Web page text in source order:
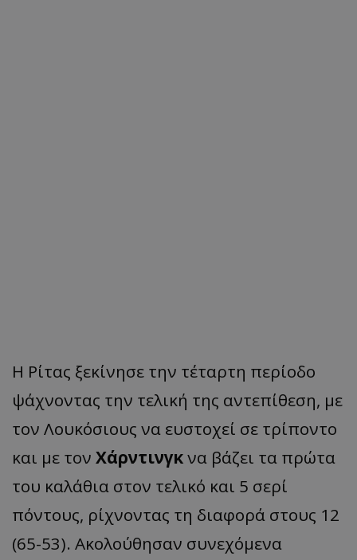
Η Ρίτας ξεκίνησε την τέταρτη περίοδο
ψάχνοντας την τελική της αντεπίθεση, με
τον Λουκόσιους να ευστοχεί σε τρίποντο
και με τον Χάρντινγκνα βάζει τα πρώτα
του καλάθια στον τελικό και 5 σερί
πόντους, ρίχνοντας τη διαφορά στους 12
(65-53). Ακολούθησαν συνεχόμενα